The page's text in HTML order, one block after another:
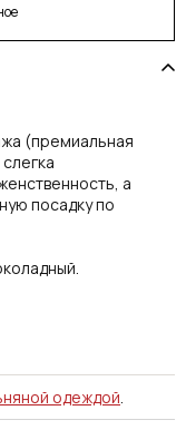
(премиальная
а
посадку по
одеждой.